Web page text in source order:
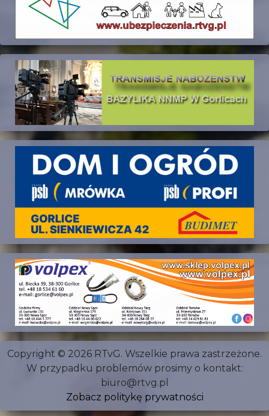
Copyright © 2026 RTvG. Wszelkie prawa zastrzeżone.
W przypadku problemów prosimy o kontakt:
biuro@rtvg.pl
Zobacz politykę prywatności